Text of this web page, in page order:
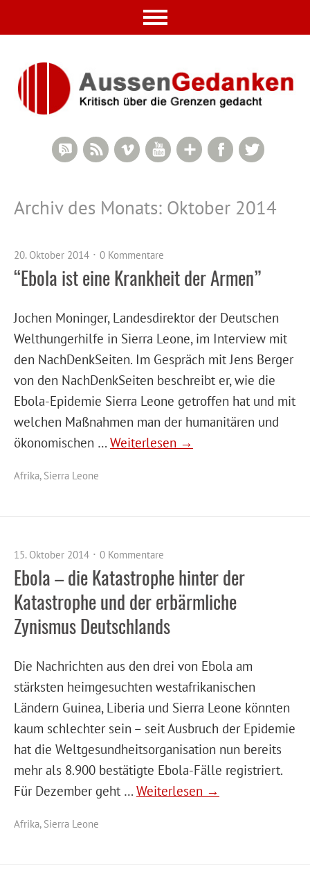
Twitter
Facebook
Google+
YouTube
Vimeo
RSS Feed
RSS Comments
Archiv des Monats: Oktober 2014
20. Oktober 2014 0 Kommentare
“Ebola ist eine Krankheit der Armen”
Jochen Moninger, Landesdirektor der Deutschen
Welthungerhilfe in Sierra Leone, im Interview mit
den NachDenkSeiten. Im Gespräch mit Jens Berger
von den NachDenkSeiten beschreibt er, wie die
Ebola-Epidemie Sierra Leone getroffen hat und mit
welchen Maßnahmen man der humanitären und
ökonomischen … Weiterlesen →
Afrika, Sierra Leone
15. Oktober 2014 0 Kommentare
Ebola – die Katastrophe hinter der
Katastrophe und der erbärmliche
Zynismus Deutschlands
Die Nachrichten aus den drei von Ebola am
stärksten heimgesuchten westafrikanischen
Ländern Guinea, Liberia und Sierra Leone könnten
kaum schlechter sein – seit Ausbruch der Epidemie
hat die Weltgesundheitsorganisation nun bereits
mehr als 8.900 bestätigte Ebola-Fälle registriert.
Für Dezember geht … Weiterlesen →
Afrika, Sierra Leone